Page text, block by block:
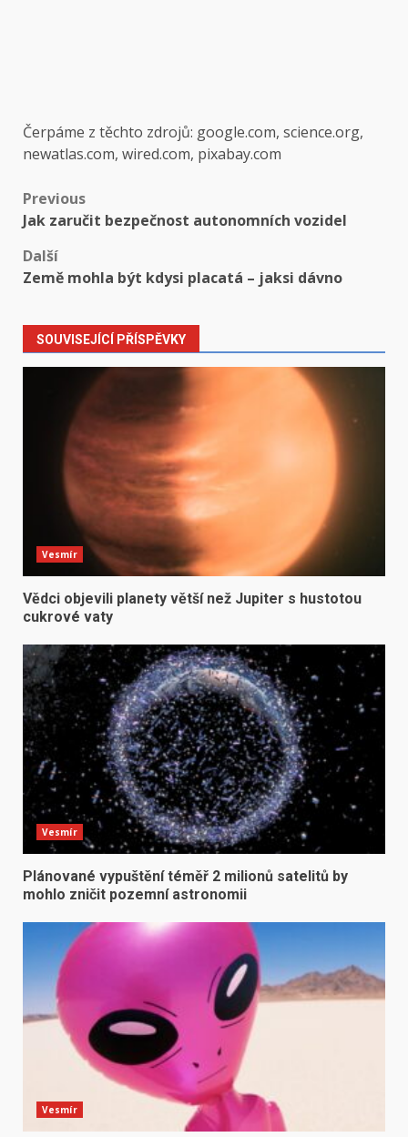
Čerpáme z těchto zdrojů: google.com, science.org,
newatlas.com, wired.com, pixabay.com
Post
navigation
Previous
Jak zaručit bezpečnost autonomních vozidel
Další
Země mohla být kdysi placatá – jaksi dávno
SOUVISEJÍCÍ PŘÍSPĚVKY
Vesmír
Vědci objevili planety větší než Jupiter s hustotou
cukrové vaty
Vesmír
Plánované vypuštění téměř 2 milionů satelitů by
mohlo zničit pozemní astronomii
Vesmír